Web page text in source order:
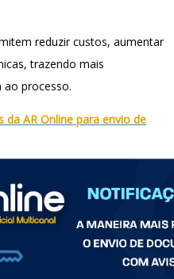
reduzir custos, aumentar
trazendo mais
ao processo.
AR Online para envio de